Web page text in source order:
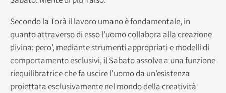
Secondo la Torà il lavoro umano è fondamentale, in
quanto attraverso di esso l’uomo collabora alla creazione
divina: pero’, mediante strumenti appropriati e modelli di
comportamento esclusivi, il Sabato assolve a una funzione
riequilibratrice che fa uscire l’uomo da un’esistenza
proiettata esclusivamente nel mondo della creatività